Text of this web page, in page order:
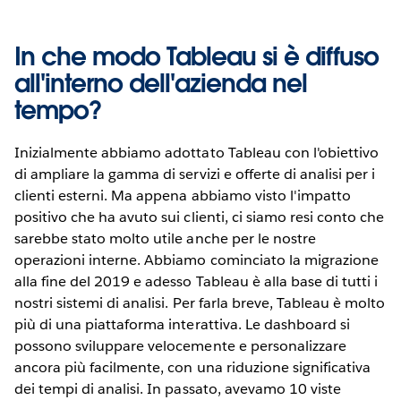
In che modo Tableau si è diffuso
all'interno dell'azienda nel
tempo?
Inizialmente abbiamo adottato Tableau con l'obiettivo
di ampliare la gamma di servizi e offerte di analisi per i
clienti esterni. Ma appena abbiamo visto l'impatto
positivo che ha avuto sui clienti, ci siamo resi conto che
sarebbe stato molto utile anche per le nostre
operazioni interne. Abbiamo cominciato la migrazione
alla fine del 2019 e adesso Tableau è alla base di tutti i
nostri sistemi di analisi. Per farla breve, Tableau è molto
più di una piattaforma interattiva. Le dashboard si
possono sviluppare velocemente e personalizzare
ancora più facilmente, con una riduzione significativa
dei tempi di analisi. In passato, avevamo 10 viste